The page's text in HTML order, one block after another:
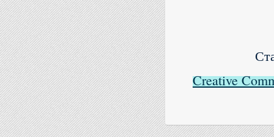
Creative